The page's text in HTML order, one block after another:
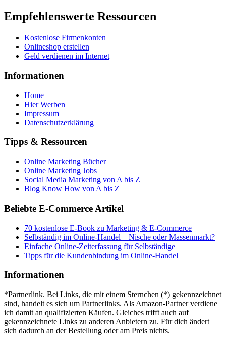
Empfehlenswerte Ressourcen
Kostenlose Firmenkonten
Onlineshop erstellen
Geld verdienen im Internet
Informationen
Home
Hier Werben
Impressum
Datenschutzerklärung
Tipps & Ressourcen
Online Marketing Bücher
Online Marketing Jobs
Social Media Marketing von A bis Z
Blog Know How von A bis Z
Beliebte E-Commerce Artikel
70 kostenlose E-Book zu Marketing & E-Commerce
Selbständig im Online-Handel – Nische oder Massenmarkt?
Einfache Online-Zeiterfassung für Selbständige
Tipps für die Kundenbindung im Online-Handel
Informationen
*Partnerlink. Bei Links, die mit einem Sternchen (*) gekennzeichnet
sind, handelt es sich um Partnerlinks. Als Amazon-Partner verdiene
ich damit an qualifizierten Käufen. Gleiches trifft auch auf
gekennzeichnete Links zu anderen Anbietern zu. Für dich ändert
sich dadurch an der Bestellung oder am Preis nichts.